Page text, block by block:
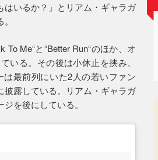
いるか？」とリアム・ギャラガ
Me“と“Better Run“のほか、オ
いる。その後は小休止を挟み、
最前列にいた2人の若いファン
披露している。リアム・ギャラガ
を後にしている。